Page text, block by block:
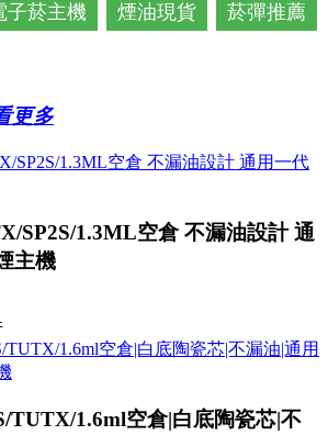
子菸主機 煙油現貨 菸彈推薦
更多
SP2S/1.3ML空倉 不漏油設計 通
主機
TUTX/1.6ml空倉|白底陶瓷芯|不